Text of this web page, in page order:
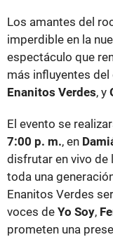
Los amantes del
imperdible en la
espectáculo que
más influyentes del
Enanitos Verdes, y
El evento se
7:00 p. m., en
disfrutar en vivo de
toda una
Enanitos Verdes
voces de Yo Soy,
prometen una